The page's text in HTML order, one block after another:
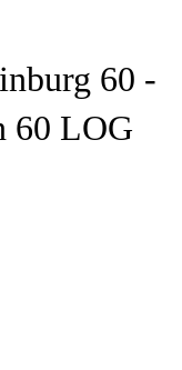
60 -
60 LOG